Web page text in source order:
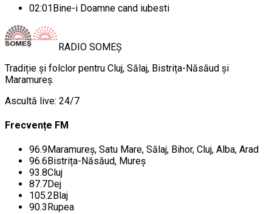
02:01Bine-i Doamne cand iubesti
RADIO SOMEȘ
Tradiție și folclor pentru Cluj, Sălaj, Bistrița-Năsăud și
Maramureș.
Ascultă live: 24/7
Frecvențe FM
96.9Maramureș, Satu Mare, Sălaj, Bihor, Cluj, Alba, Arad
96.6 Bistrița-Năsăud, Mureș
93.8Cluj
87.7Dej
105.2 Blaj
90.3 Rupea